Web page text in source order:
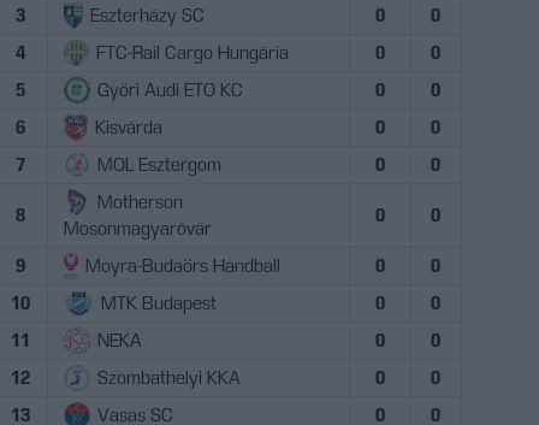
3
Eszterházy SC 0
0
4
FTC-Rail Cargo Hungária 0
0
5
Győri Audi ETO KC 0
0
6
Kisvárda 0
0
7
MOL Esztergom 0 0
8
Motherson
Mosonmagyaróvár
0 0
9 Moyra-Budaörs Handball 0
0
10
MTK Budapest 0
0
11
NEKA 0
0
12
Szombathelyi KKA 0
0
13
Vasas SC 0
0